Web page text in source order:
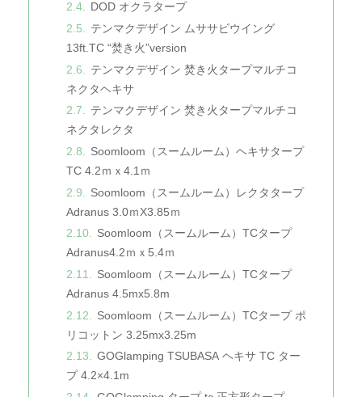
DOD オクラタープ
テンマクデザイン ムササビウイング
13ft.TC “焚き火”version
テンマクデザイン 焚き火タープマルチコ
ネクタヘキサ
テンマクデザイン 焚き火タープマルチコ
ネクタレクタ
Soomloom（スームルーム）ヘキサタープ
TC 4.2ｍｘ4.1ｍ
Soomloom（スームルーム）レクタタープ
Adranus 3.0ｍX3.85ｍ
Soomloom（スームルーム）TCタープ
Adranus4.2ｍｘ5.4ｍ
Soomloom（スームルーム）TCタープ
Adranus 4.5mx5.8m
Soomloom（スームルーム）TCタープ ポ
リコットン 3.25mx3.25m
GOGlamping TSUBASA ヘキサ TC ター
プ 4.2×4.1m